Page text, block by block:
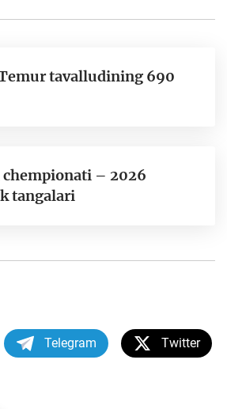
tavalludining 690
chempionati – 2026
tangalari
Telegram Twitter